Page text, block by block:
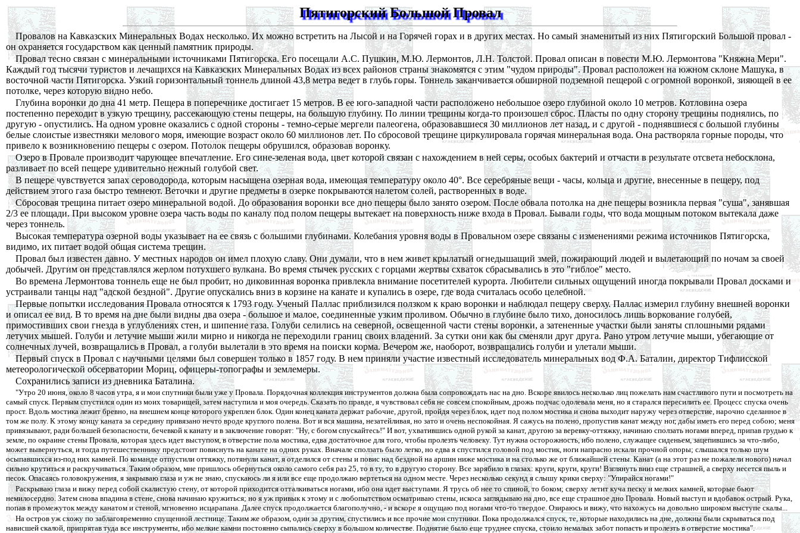
Пятигорский Большой Провал
Провалов на Кавказских Минеральных Водах несколько. Их можно встретить на Лысой и на Горячей горах и в других местах. Но самый знаменитый из них Пятигорский Большой провал -
он охраняется государством как ценный памятник природы.
Провал тесно связан с минеральными источниками Пятигорска. Его посещали А.С. Пушкин, М.Ю. Лермонтов, Л.Н. Толстой. Провал описан в повести М.Ю. Лермонтова "Княжна Мери".
Каждый год тысячи туристов и лечащихся на Кавказских Минеральных Водах из всех районов страны знакомятся с этим "чудом природы". Провал расположен на южном склоне Машука, в
восточной части Пятигорска. Узкий горизонтальный тоннель длиной 43,8 метра ведет в глубь горы. Тоннель заканчивается обширной подземной пещерой с огромной воронкой, зияющей в ее
потолке, через которую видно небо.
Глубина воронки до дна 41 метр. Пещера в поперечнике достигает 15 метров. В ее юго-западной части расположено небольшое озеро глубиной около 10 метров. Котловина озера
постепенно переходит в узкую трещину, рассекающую стены пещеры, на большую глубину. По линии трещины когда-то произошел сброс. Пласты по одну сторону трещины поднялись, по
другую - опустились. На одном уровне оказались с одной стороны - темно-серые мергели палеогена, образовавшиеся 30 миллионов лет назад, и с другой - поднявшиеся с большой глубины
белые слоистые известняки мелового моря, имеющие возраст около 60 миллионов лет. По сбросовой трещине циркулировала горячая минеральная вода. Она растворяла горные породы, что
привело к возникновению пещеры с озером. Потолок пещеры обрушился, образовав воронку.
Озеро в Провале производит чарующее впечатление. Его сине-зеленая вода, цвет которой связан с нахождением в ней серы, особых бактерий и отчасти в результате отсвета небосклона,
разливает по всей пещере удивительно нежный голубой свет.
В пещере чувствуется запах сероводорода, которым насыщена озерная вода, имеющая температуру около 40°. Все серебряные вещи - часы, кольца и другие, внесенные в пещеру, под
действием этого газа быстро темнеют. Веточки и другие предметы в озерке покрываются налетом солей, растворенных в воде.
Сбросовая трещина питает озеро минеральной водой. До образования воронки все дно пещеры было занято озером. После обвала потолка на дне пещеры возникла первая "суша", занявшая
2/3 ее площади. При высоком уровне озера часть воды по каналу под полом пещеры вытекает на поверхность ниже входа в Провал. Бывали годы, что вода мощным потоком вытекала даже
через тоннель.
Высокая температура озерной воды указывает на ее связь с большими глубинами. Колебания уровня воды в Провальном озере связаны с изменениями режима источников Пятигорска,
видимо, их питает водой общая система трещин.
Провал был известен давно. У местных народов он имел плохую славу. Они думали, что в нем живет крылатый огнедышащий змей, пожирающий людей и вылетающий по ночам за своей
добычей. Другим он представлялся жерлом потухшего вулкана. Во время стычек русских с горцами жертвы схваток сбрасывались в это "гиблое" место.
Во времена Лермонтова тоннель еще не был пробит, но диковинная воронка привлекла внимание посетителей курорта. Любители сильных ощущений иногда покрывали Провал досками и
устраивали танцы над "адской бездной". Другие опускались вниз в корзине на канате и купались в озере, где вода считалась особо целебной.
Первые попытки исследования Провала относятся к 1793 году. Ученый Паллас приблизился ползком к краю воронки и наблюдал пещеру сверху. Паллас измерил глубину внешней воронки
и описал ее вид. В то время на дне были видны два озера - большое и малое, соединенные узким проливом. Обычно в глубине было тихо, доносилось лишь воркование голубей,
примостивших свои гнезда в углублениях стен, и шипение газа. Голуби селились на северной, освещенной части стены воронки, а затененные участки были заняты сплошными рядами
летучих мышей. Голуби и летучие мыши жили мирно и никогда не переходили границ своих владений. За сутки они как бы сменяли друг друга. Рано утром летучие мыши, убегающие от
солнечных лучей, возвращались в Провал, а голуби вылетали в это время на поиски корма. Вечером же, наоборот, возвращались голуби и улетали мыши.
Первый спуск в Провал с научными целями был совершен только в 1857 году. В нем приняли участие известный исследователь минеральных вод Ф.А. Баталин, директор Тифлисской
метеорологической обсерватории Мориц, офицеры-топографы и землемеры.
Сохранились записи из дневника Баталина.
"Утро 20 июня, около 8 часов утра, я и мои спутники были уже у Провала. Порядочная коллекция инструментов должна была сопровождать нас на дно. Вскоре явилось несколько лиц пожелать нам счастливого пути и посмотреть на
самый спуск. Первым спустился один из моих товарищей, затем наступила и моя очередь. Сказать по правде, я чувствовал себя не совсем спокойным, дрожь подчас одолевала меня, но я старался пересилить ее. Процесс спуска очень
прост. Вдоль мостика лежит бревно, на внешнем конце которого укреплен блок. Один конец каната держат рабочие, другой, пройдя через блок, идет под полом мостика и снова выходит наружу через отверстие, нарочно сделанное в
том же полу. К этому концу каната за середину привязано нечто вроде круглого полена. Вот и вся машина, незатейливая, но зато и очень неспокойная. Я сажусь на полено, пропустив канат между ног, дабы иметь его перед собою; меня
привязывают, ради большей безопасности, бечевкой к канату и в заключение говорят: "Ну, с богом спускайтесь!" И вот, ухватившись одной рукой за канат, другою за веревку-оттяжку, начинаю сползать ногами вперед, припав грудью к
земле, по окраине стены Провала, которая здесь идет выступом, в отверстие пола мостика, едва достаточное для того, чтобы пролезть человеку. Тут нужна осторожность, ибо полено, служащее сиденьем, зацепившись за что-либо,
может вывернуться, и тогда путешественнику предстоит повиснуть на канате на одних руках. Вначале сползать было легко, но едва я спустился головой под мостик, ноги напрасно искали прочной опоры; слышался только шум
осыпавшихся из-под них камней. По команде отпустили оттяжку, потянули канат, я отделился от стены и повис над бездной на аршин ниже мостика и на столько же от ближайшей стены. Канат (а на этот раз не пожалели нового) начал
сильно крутиться и раскручиваться. Таким образом, мне пришлось обернуться около самого себя раз 25, то в ту, то в другую сторону. Все зарябило в глазах: круги, круги, круги! Взглянуть вниз еще страшней, а сверху несется пыль и
песок. Опасаясь головокружения, я закрываю глаза и уж не знаю, спускаюсь ли я или все еще продолжаю вертеться на одном месте. Через несколько секунд я слышу крики сверху: "Упирайся ногами!"
Раскрываю глаза и вижу перед собой скалистую стену, от которой приходится отталкиваться ногами, ибо она идет выступами. Я трусь об нее то спиной, то боком; сверху летит куча песку и мелких камней, которые бьют
немилосердно. Затем снова впадина в стене, снова начинаю кружиться; но я уж привык к этому и с любопытством осматриваю стены, искоса заглядываю на дно, все еще страшное дно Провала. Новый выступ и вдобавок острый. Рука,
попав в промежуток между канатом и стеной, мгновенно исцарапана. Далее спуск продолжается благополучно, - и вскоре я ощущаю под ногами что-то твердое. Озираюсь и вижу, что нахожусь на довольно широком выступе скалы...
На остров уж схожу по заблаговременно спущенной лестнице. Таким же образом, один за другим, спустились и все прочие мои спутники. Пока продолжался спуск, те, которые находились на дне, должны были скрываться под
нависшей скалой, припрятав туда все инструменты, ибо мелкие камни постоянно сыпались сверху в большом количестве. Поднятие было еще труднее спуска, стоило немалых забот попасть и пролезть в отверстие мостика".